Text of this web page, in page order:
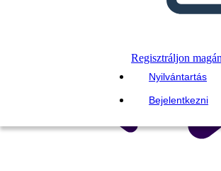
Regisztráljon
Nyilvántartás
Bejelentkezni